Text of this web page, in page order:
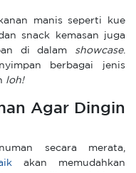
manis seperti kue
snack kemasan juga
di dalam showcase.
berbagai jenis
loh!
Agar Dingin
secara merata,
akan memudahkan